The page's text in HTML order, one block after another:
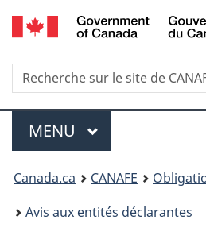
au
à
du
à
Recherche
Recherche
sur
le
site
Menu
MENU PRINCIPAL
Vous
êtes
Canada.ca CANAFE
Avis aux entités déclarantes